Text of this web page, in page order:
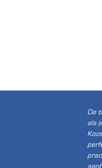
De
als